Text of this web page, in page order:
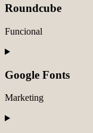
service
Roundcube
Funcional
Consent
service
roundcube
Google Fonts
Marketing
Consent